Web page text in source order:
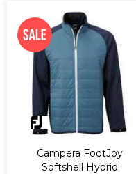
Campera FootJoy
Softshell Hybrid